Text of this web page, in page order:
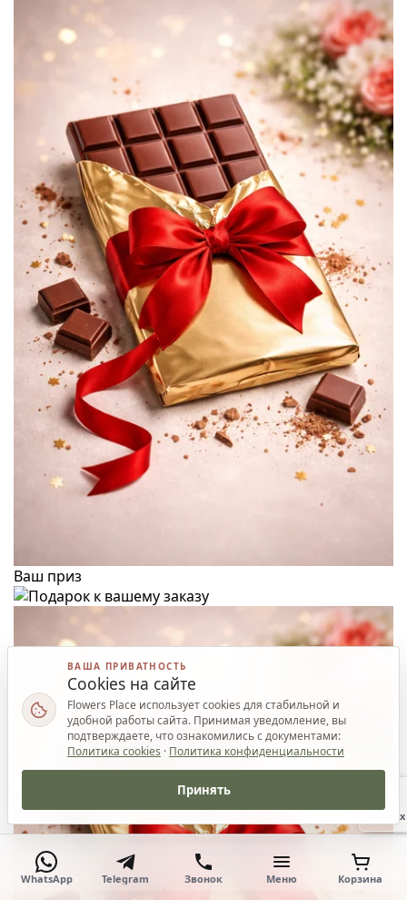
Ваш приз
WhatsApp Telegram Звонок Меню Корзина
Наверх
ВАША ПРИВАТНОСТЬ
Cookies на сайте
Flowers Place использует cookies для стабильной и
удобной работы сайта. Принимая уведомление, вы
подтверждаете, что ознакомились с документами:
Политика cookies · Политика конфиденциальности
Принять